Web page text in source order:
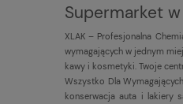
Supermarket
XLAK – Profesjonalna
wymagających w jednym
kawy i kosmetyki. Twoje
Wszystko Dla
konserwacja auta i lakiery